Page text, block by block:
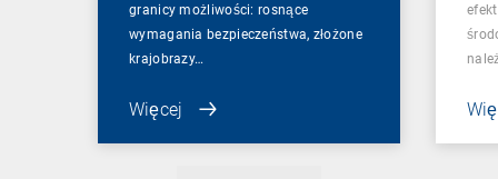
granicy możliwości: rosnące
wymagania bezpieczeństwa, złożone
krajobrazy…
Więcej